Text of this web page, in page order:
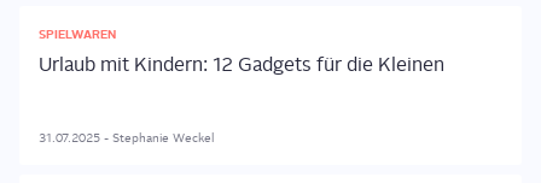
SPIELWAREN
Urlaub mit Kindern: 12 Gadgets für die Kleinen
31.07.2025 - Stephanie Weckel